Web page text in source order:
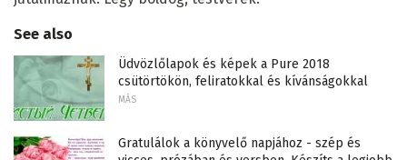
See also
Üdvözlőlapok és képek a Pure 2018
csütörtökön, feliratokkal és kívánságokkal
MÁS
Gratulálok a könyvelő napjához - szép és